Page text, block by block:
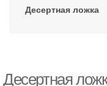
Десертная ложка
Десертная